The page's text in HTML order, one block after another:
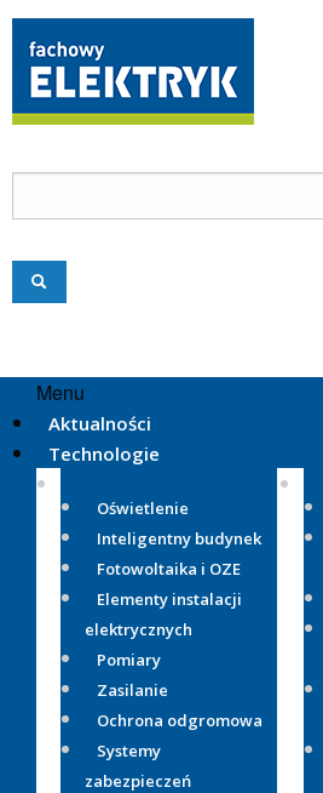
Menu
Aktualności
Technologie
Oświetlenie
Inteligentny budynek
Fotowoltaika i OZE
Elementy instalacji
elektrycznych
Pomiary
Zasilanie
Ochrona odgromowa
Systemy
zabezpieczeń